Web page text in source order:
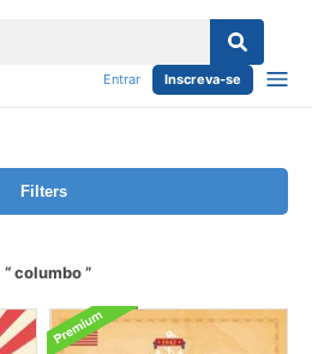
Entrar Inscreva-se
Filters
columbo